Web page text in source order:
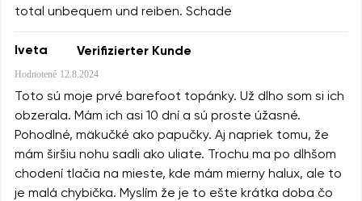
total unbequem und reiben. Schade
Iveta Verifizierter Kunde
Hodnotené 12.8.2024
Toto sú moje prvé barefoot topánky. Už dlho som si ich
obzerala. Mám ich asi 10 dní a sú proste úžasné.
Pohodlné, mäkučké ako papučky. Aj napriek tomu, že
mám širšiu nohu sadli ako uliate. Trochu ma po dlhšom
chodení tlačia na mieste, kde mám mierny halux, ale to
je malá chybička. Myslím že je to ešte krátka doba čo